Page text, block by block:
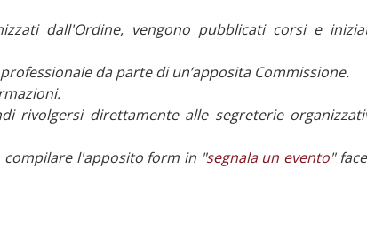
dall'Ordine, vengono pubblicati corsi e
da parte di un’apposita Commissione.
rivolgersi direttamente alle segreterie
compilare l'apposito form in "segnala un evento"